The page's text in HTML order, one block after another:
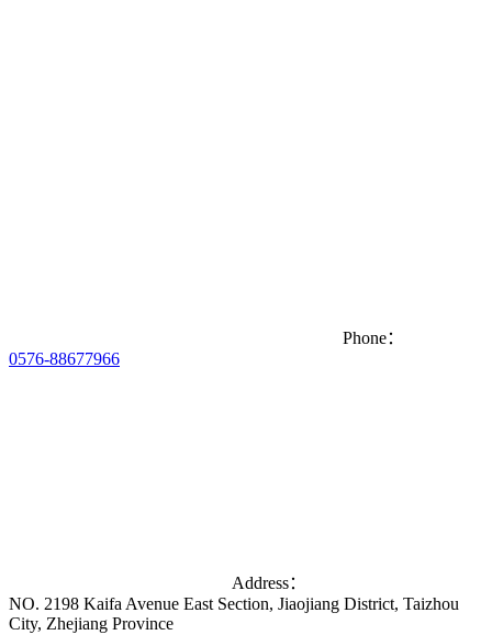
Phone：
0576-88677966
Address：
NO. 2198 Kaifa Avenue East Section, Jiaojiang District, Taizhou
City, Zhejiang Province